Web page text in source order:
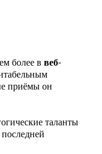
более в веб-
приёмы он
таланты